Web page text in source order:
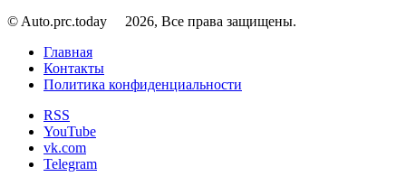
© Auto.prc.today
2026, Все права защищены.
Главная
Контакты
Политика конфиденциальности
RSS
YouTube
vk.com
Telegram